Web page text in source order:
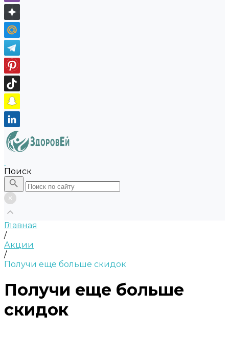
Поиск
Главная
/
Акции
/
Получи еще больше скидок
Получи еще больше
скидок